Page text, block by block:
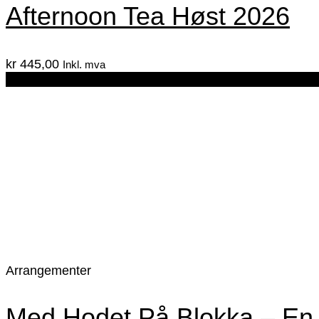
Afternoon Tea Høst 2026
kr 445,00 Inkl. mva
Arrangementer